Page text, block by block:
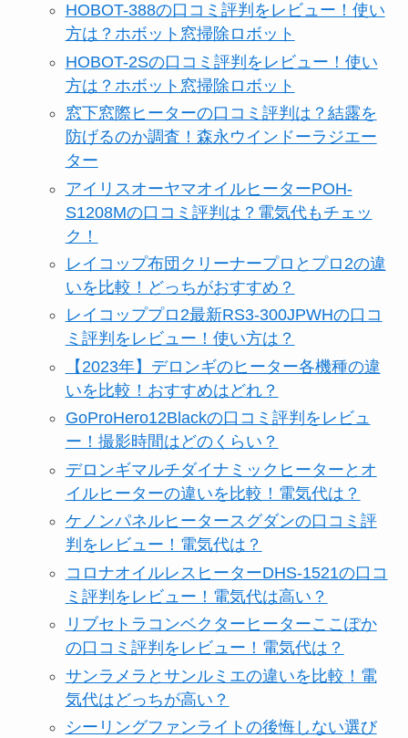
HOBOT-388の口コミ評判をレビュー！使い
方は？ホボット窓掃除ロボット
HOBOT-2Sの口コミ評判をレビュー！使い
方は？ホボット窓掃除ロボット
窓下窓際ヒーターの口コミ評判は？結露を
防げるのか調査！森永ウインドーラジエー
ター
アイリスオーヤマオイルヒーターPOH-
S1208Mの口コミ評判は？電気代もチェッ
ク！
レイコップ布団クリーナープロとプロ2の違
いを比較！どっちがおすすめ？
レイコッププロ2最新RS3-300JPWHの口コ
ミ評判をレビュー！使い方は？
【2023年】デロンギのヒーター各機種の違
いを比較！おすすめはどれ？
GoProHero12Blackの口コミ評判をレビュ
ー！撮影時間はどのくらい？
デロンギマルチダイナミックヒーターとオ
イルヒーターの違いを比較！電気代は？
ケノンパネルヒータースグダンの口コミ評
判をレビュー！電気代は？
コロナオイルレスヒーターDHS-1521の口コ
ミ評判をレビュー！電気代は高い？
リブセトラコンベクターヒーターここぽか
の口コミ評判をレビュー！電気代は？
サンラメラとサンルミエの違いを比較！電
気代はどっちが高い？
シーリングファンライトの後悔しない選び